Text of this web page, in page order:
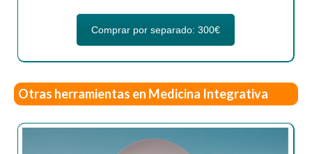
Comprar por separado: 300€
Otras herramientas en Medicina Integrativa